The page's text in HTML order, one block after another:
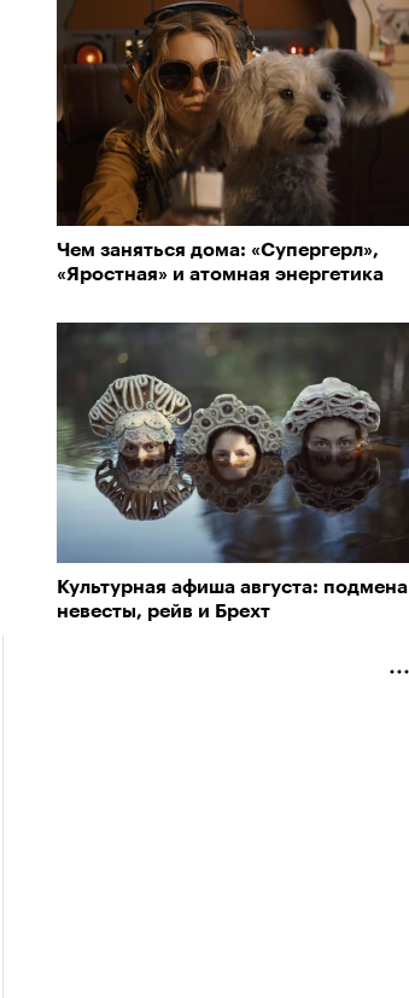
Чем заняться дома: «Супергерл»,
«Яростная» и атомная энергетика
Культурная афиша августа: подмена
невесты, рейв и Брехт